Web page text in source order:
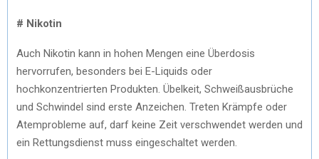
# Nikotin
Auch Nikotin kann in hohen Mengen eine Überdosis
hervorrufen, besonders bei E-Liquids oder
hochkonzentrierten Produkten. Übelkeit, Schweißausbrüche
und Schwindel sind erste Anzeichen. Treten Krämpfe oder
Atemprobleme auf, darf keine Zeit verschwendet werden und
ein Rettungsdienst muss eingeschaltet werden.